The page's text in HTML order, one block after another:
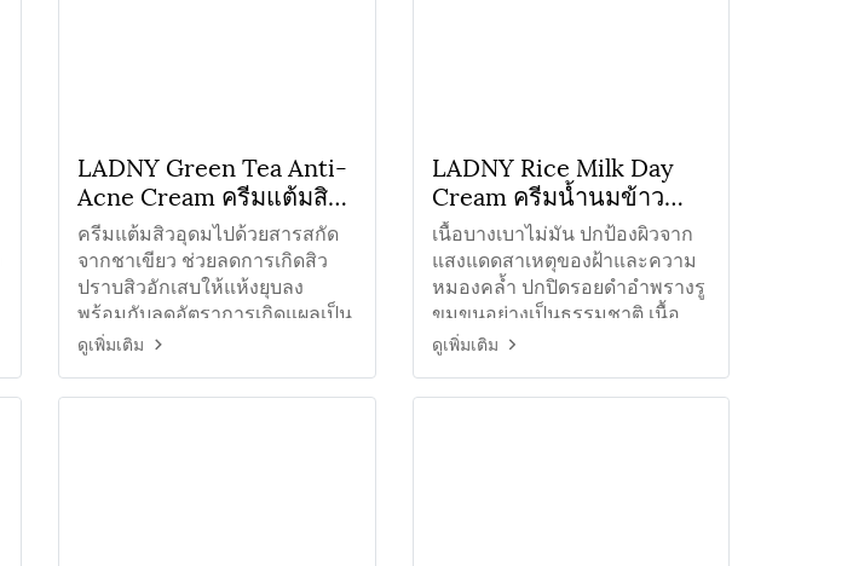
LADNY Green Tea Anti-
Acne Cream ครีมแต้มสิว
ชาเขียว
ครีมแต้มสิวอุดมไปด้วยสารสกัด
จากชาเขียว ช่วยลดการเกิดสิว
ปราบสิวอักเสบให้แห้งยุบลง
พร้อมกับลดอัตราการเกิดแผลเป็น
รอยดำจากสิวหาย
ดูเพิ่มเติม
LADNY Rice Milk Day
Cream ครีมน้ำนมข้าว
กลางวัน
เนื้อบางเบาไม่มัน ปกป้องผิวจาก
แสงแดดสาเหตุของฝ้าและความ
หมองคล้ำ ปกปิดรอยดำอำพรางรู
ขุมขนอย่างเป็นธรรมชาติ เนื้อ
ครีมนุ่มนวลบางเบา ไม่ทิ้งคราบ
ดูเพิ่มเติม